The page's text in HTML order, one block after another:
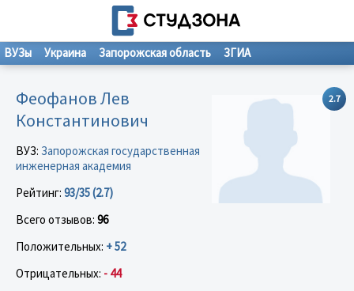
ВУЗы Украина Запорожская область ЗГИА
2.7
Феофанов Лев
Константинович
ВУЗ: Запорожская государственная
инженерная академия
Рейтинг: 93/35 (2.7)
Всего отзывов: 96
Положительных: + 52
Отрицательных: - 44